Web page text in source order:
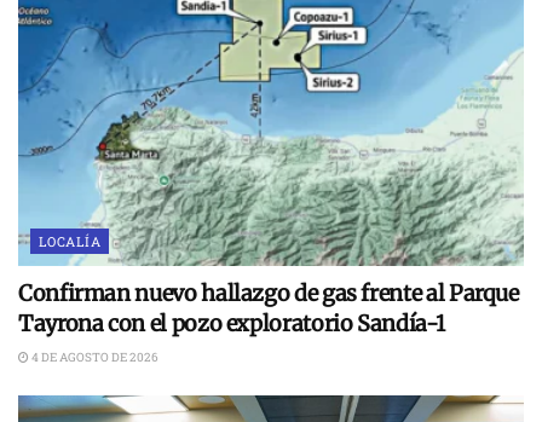
LOCALÍA
Confirman nuevo hallazgo de gas frente al Parque
Tayrona con el pozo exploratorio Sandía-1
4 DE AGOSTO DE 2026